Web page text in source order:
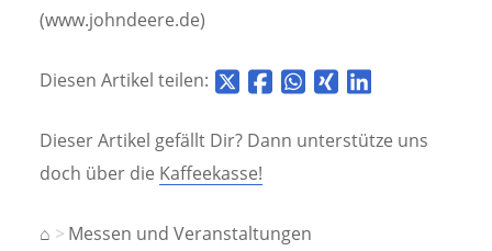
(www.johndeere.de)
Diesen Artikel teilen:
Dieser Artikel gefällt Dir? Dann unterstütze uns
doch über die Kaffeekasse!
⌂ Messen und Veranstaltungen